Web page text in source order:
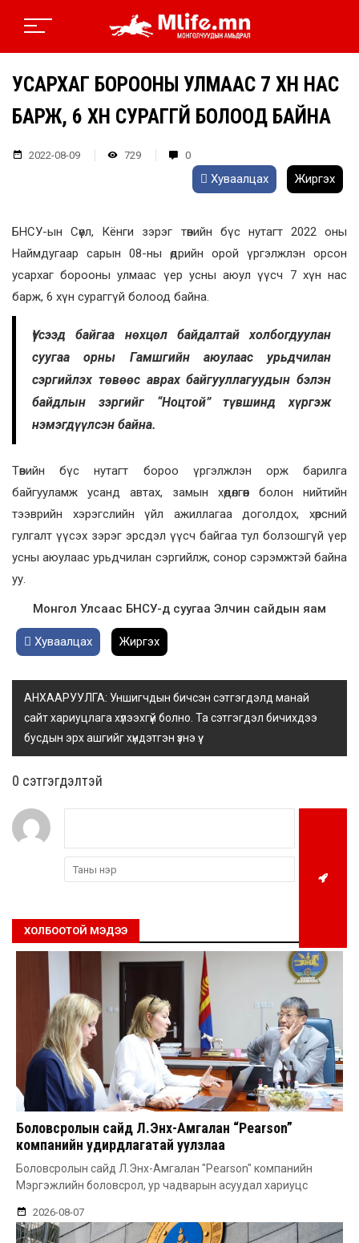
УСАРХАГ БОРООНЫ УЛМААС 7 ХҮН НАС
БАРЖ, 6 ХҮН СУРАГГҮЙ БОЛООД БАЙНА
2022-08-09 729 0
Хуваалцах Жиргэх
БНСУ-ын Сөүл, Кёнги зэрэг төвийн бүс нутагт 2022 оны
Наймдугаар сарын 08-ны өдрийн орой үргэлжлэн орсон
усархаг борооны улмаас үер усны аюул үүсч 7 хүн нас
барж, 6 хүн сураггүй болоод байна.
Үүсээд байгаа нөхцөл байдалтай холбогдуулан
суугаа орны Гамшгийн аюулаас урьдчилан
сэргийлэх төвөөс аврах байгууллагуудын бэлэн
байдлын зэргийг “Ноцтой” түвшинд хүргэж
нэмэгдүүлсэн байна.
Төвийн бүс нутагт бороо үргэлжлэн орж барилга
байгууламж усанд автах, замын хөдөлгөөн болон нийтийн
тээврийн хэрэгслийн үйл ажиллагаа доголдох, хөрсний
гулгалт үүсэх зэрэг эрсдэл үүсч байгаа тул болзошгүй үер
усны аюулаас урьдчилан сэргийлж, сонор сэрэмжтэй байна
уу.
Монгол Улсаас БНСУ-д суугаа Элчин сайдын яам
Хуваалцах Жиргэх
АНХААРУУЛГА: Уншигчдын бичсэн сэтгэгдэлд манай
сайт хариуцлага хүлээхгүй болно. Та сэтгэгдэл бичихдээ
бусдын эрх ашгийг хүндэтгэн үзнэ үү.
0 cэтгэгдэлтэй
ХОЛБООТОЙ МЭДЭЭ
Боловсролын сайд Л.Энх-Амгалан “Pearson”
компанийн удирдлагатай уулзлаа
Боловсролын сайд Л.Энх-Амгалан "Pearson" компанийн
Мэргэжлийн боловсрол, ур чадварын асуудал хариуцс
2026-08-07